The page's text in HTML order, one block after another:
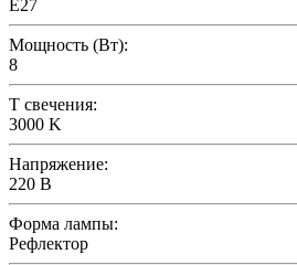
E27
Мощность (Вт):
8
T свечения:
3000 K
Напряжение:
220 В
Форма лампы:
Рефлектор